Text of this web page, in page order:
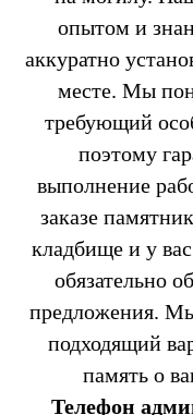
опытом и
аккуратно
месте. Мы
требующий
поэтому
выполнение
заказе
кладбище и у
обязательно
предложения.
подходящий
память о
Телефон